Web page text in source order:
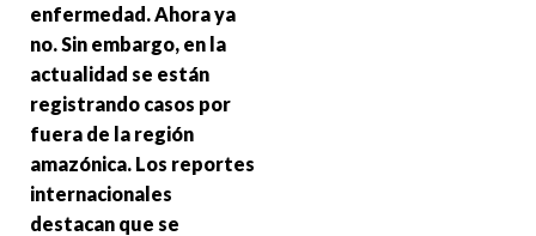
enfermedad. Ahora ya
no. Sin embargo, en la
actualidad se están
registrando casos por
fuera de la región
amazónica. Los reportes
internacionales
destacan que se